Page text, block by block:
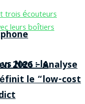
2026 – Analyse
Neo : le
le “low-cost